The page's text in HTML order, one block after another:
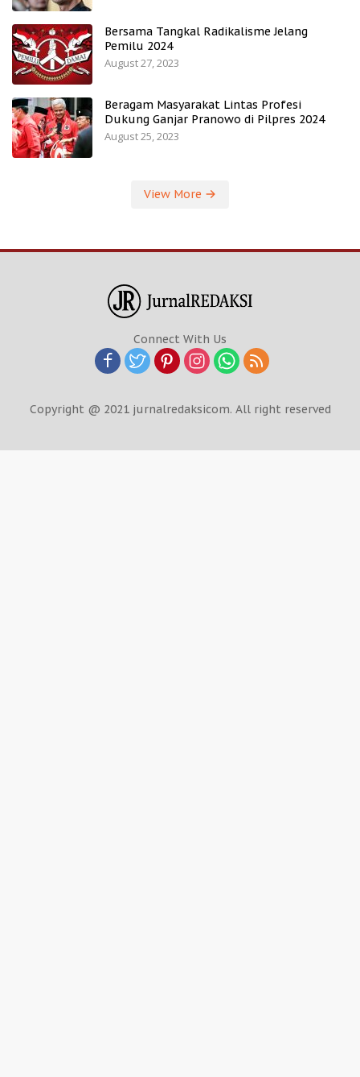
Bersama Tangkal Radikalisme Jelang
Pemilu 2024
August 27, 2023
Beragam Masyarakat Lintas Profesi
Dukung Ganjar Pranowo di Pilpres 2024
August 25, 2023
View More
Connect With Us
Copyright @ 2021 jurnalredaksicom. All right reserved